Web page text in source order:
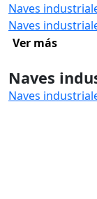
Naves
Naves
Ver más
Naves
Naves